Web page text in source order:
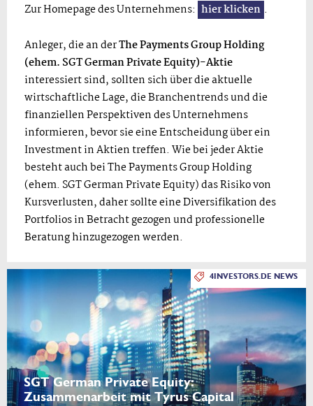
Zur Homepage des Unternehmens: hier klicken .
Anleger, die an derThe Payments Group Holding
(ehem. SGT German Private Equity)-Aktie
interessiert sind, sollten sich über die aktuelle
wirtschaftliche Lage, die Branchentrends und die
finanziellen Perspektiven des Unternehmens
informieren, bevor sie eine Entscheidung über ein
Investment in Aktien treffen. Wie bei jeder Aktie
besteht auch bei The Payments Group Holding
(ehem. SGT German Private Equity) das Risiko von
Kursverlusten, daher sollte eine Diversifikation des
Portfolios in Betracht gezogen und professionelle
Beratung hinzugezogen werden.
4INVESTORS.DE NEWS
SGT German Private Equity:
Zusammenarbeit mit Tyrus Capital